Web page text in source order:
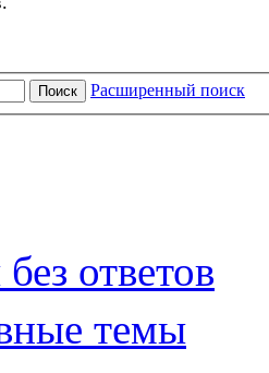
Поиск Расширенный поиск
ответов
темы